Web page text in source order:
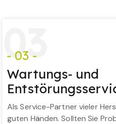
03
- 03 -
Wartungs- und
Als Service-Partner vieler
guten Händen. Sollten Sie